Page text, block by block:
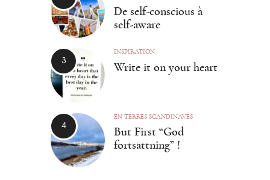
De self-conscious à
self-aware
INSPIRATION
Write it on your heart
EN TERRES SCANDINAVES
But First “God
fortsättning” !